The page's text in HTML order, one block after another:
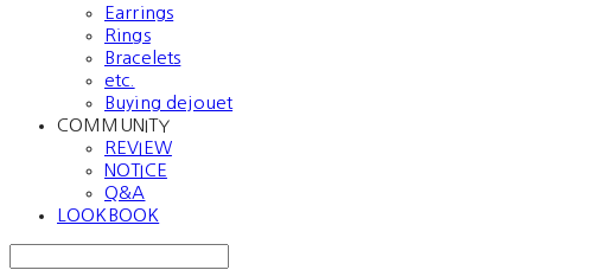
Earrings
Rings
Bracelets
etc.
Buying dejouet
COMMUNITY
REVIEW
NOTICE
Q&A
LOOKBOOK